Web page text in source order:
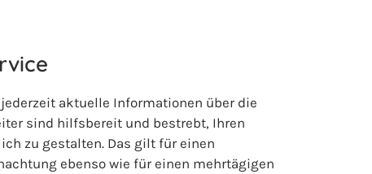
aktuelle Informationen über die
sind hilfsbereit und bestrebt, Ihren
zu gestalten. Das gilt für einen
ebenso wie für einen mehrtägigen